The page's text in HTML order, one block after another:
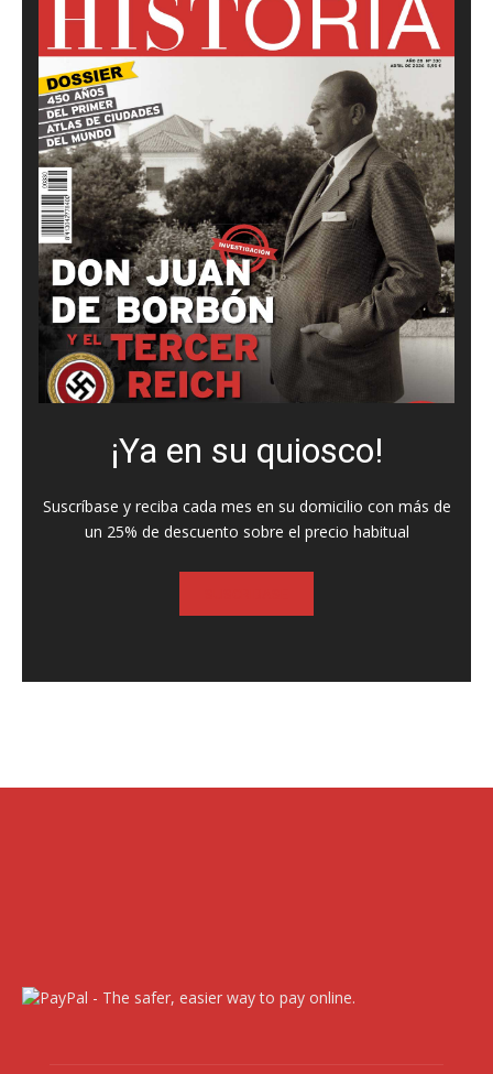
¡Ya en su quiosco!
Suscríbase y reciba cada mes en su domicilio con más de
un 25% de descuento sobre el precio habitual